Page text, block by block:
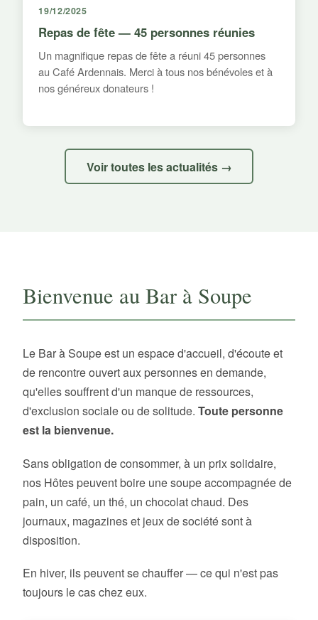
19/12/2025
Repas de fête — 45 personnes réunies
Un magnifique repas de fête a réuni 45 personnes
au Café Ardennais. Merci à tous nos bénévoles et à
nos généreux donateurs !
Voir toutes les actualités →
Bienvenue au Bar à Soupe
Le Bar à Soupe est un espace d'accueil, d'écoute et
de rencontre ouvert aux personnes en demande,
qu'elles souffrent d'un manque de ressources,
d'exclusion sociale ou de solitude. Toute personne
est la bienvenue.
Sans obligation de consommer, à un prix solidaire,
nos Hôtes peuvent boire une soupe accompagnée de
pain, un café, un thé, un chocolat chaud. Des
journaux, magazines et jeux de société sont à
disposition.
En hiver, ils peuvent se chauffer — ce qui n'est pas
toujours le cas chez eux.